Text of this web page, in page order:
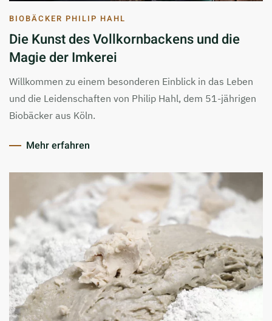
BIOBÄCKER PHILIP HAHL
Die Kunst des Vollkornbackens und die
Magie der Imkerei
Willkommen zu einem besonderen Einblick in das Leben
und die Leidenschaften von Philip Hahl, dem 51-jährigen
Biobäcker aus Köln.
Mehr erfahren